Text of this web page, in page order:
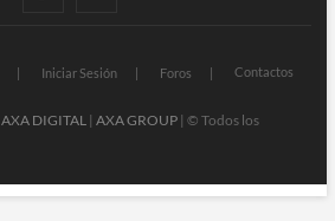
Iniciar Sesión Foros Contactos
AXA DIGITAL | AXA GROUP| © Todos los